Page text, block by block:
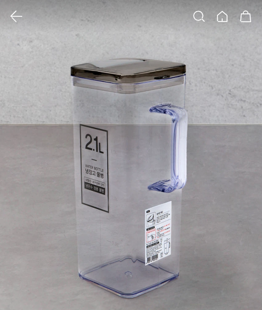
클릭 시 이미지 확대 보기 팝업 열림